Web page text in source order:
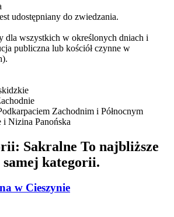
udostępniany do zwiedzania.
dla wszystkich w określonych dniach i
publiczna lub kościół czynne w
Zachodnim i Północnym
i Nizina Panońska
Sakralne To najbliższe
kategorii.
w Cieszynie